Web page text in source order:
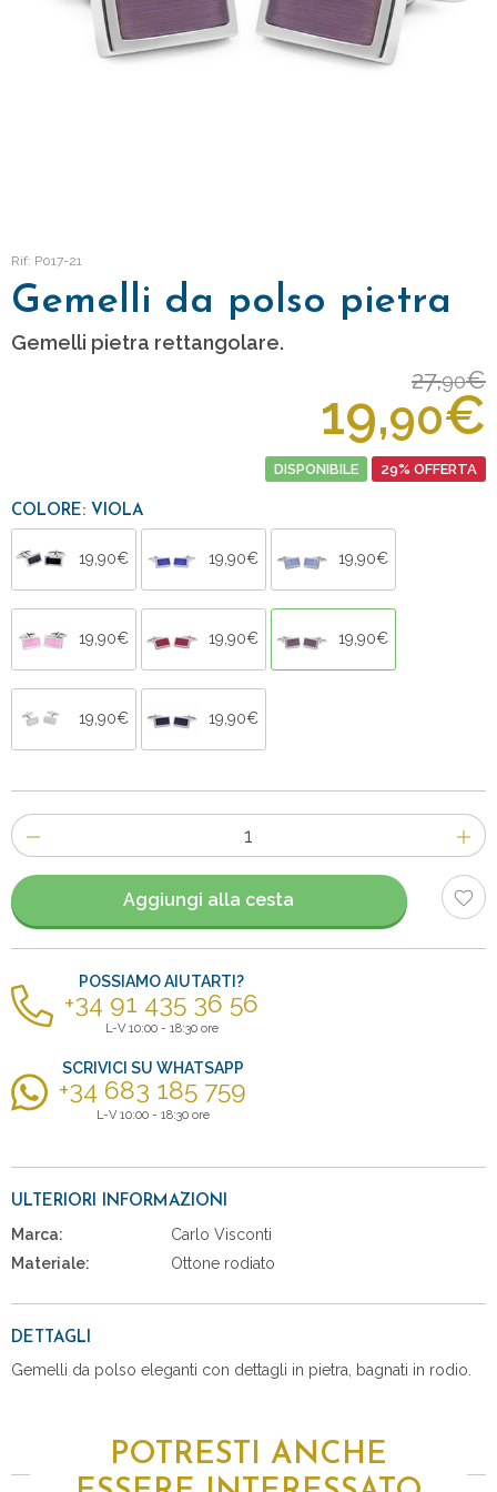
Rif: P017-21
Gemelli da polso pietra
Gemelli pietra rettangolare.
27,90€
19,90€
DISPONIBILE 29% OFFERTA
COLORE: VIOLA
19,90€ 19,90€ 19,90€
19,90€ 19,90€ 19,90€
19,90€ 19,90€
Numero
di
articoli
Aggiungi alla cesta
POSSIAMO AIUTARTI?
+34 91 435 36 56
L-V 10:00 - 18:30 ore
SCRIVICI SU WHATSAPP
+34 683 185 759
L-V 10:00 - 18:30 ore
ULTERIORI INFORMAZIONI
Marca:
Carlo Visconti
Materiale:
Ottone rodiato
DETTAGLI
Gemelli da polso eleganti con dettagli in pietra, bagnati in rodio.
POTRESTI ANCHE